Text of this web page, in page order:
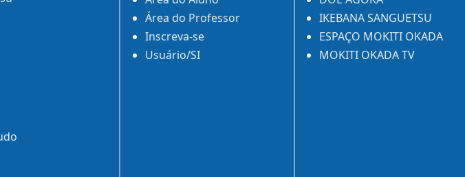
Área do Professor
Inscreva-se
Usuário/SI
IKEBANA SANGUETSU
ESPAÇO MOKITI OKADA
MOKITI OKADA TV